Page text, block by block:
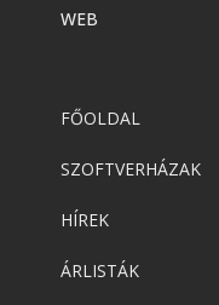
WEB
FŐOLDAL
SZOFTVERHÁZAK
HÍREK
ÁRLISTÁK